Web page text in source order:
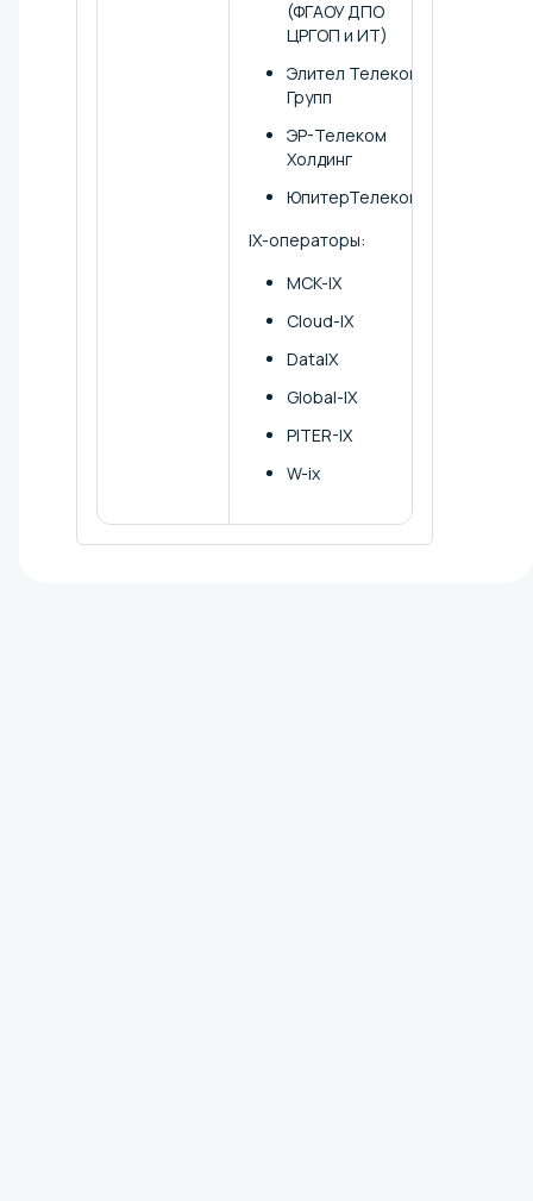
(ФГАОУ ДПО
ЦРГОП и ИТ)
Элител Телеком
Групп
ЭР-Телеком
Холдинг
ЮпитерТелеком
IX-операторы:
МСК-IX
Cloud-IX
DataIX
Global-IX
PITER-IX
W-ix